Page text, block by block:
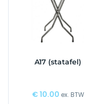
A17 (statafel)
€10.00 ex. BTW